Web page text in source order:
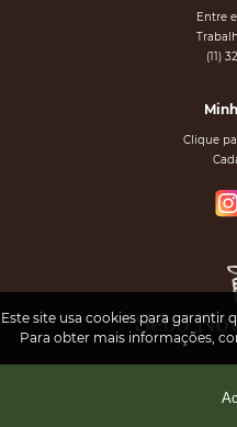
Este site usa cookies para garantir
Para obter mais informações,
Entre
(11)
Clique